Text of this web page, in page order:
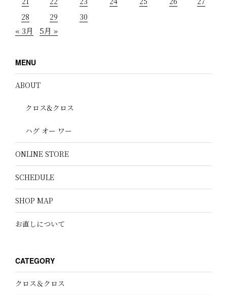
28
29 30
« 3月 5月 »
MENU
ABOUT
クロス&クロス
ハグ オー ワー
ONLINE STORE
SCHEDULE
SHOP MAP
お直しについて
CATEGORY
クロス＆クロス